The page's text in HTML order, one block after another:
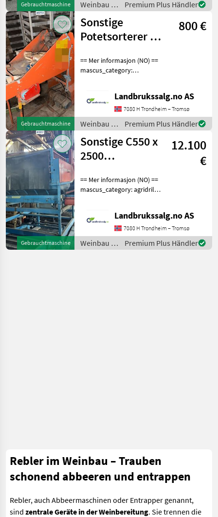
Gebrauchtmaschine
überzeugt durch höchste
Verarbeitungsqualität.
Weinbau /
Wottle
Premium Plus Händler
Gebrauchtmaschine
Sonstige
Potetsorterer /
800 €
== Mer informasjon (NO) ==
mascus_category:
Please provide reference
number upon request: 8782
See en.landbrukssalg.
Landbrukssalg.no AS
7080 H Trondheim – Tromsø
Weinbau /
Sonstige
Premium Plus Händler
Gebrauchtmaschine
Sonstige C550 x
2500
12.100
€
== Mer informasjon (NO) ==
mascus_category: agridrills
See
en.landbrukssalg.no/6157
for more images Specificati
Landbrukssalg.no AS
7080 H Trondheim – Tromsø
Weinbau /
Sonstige
Premium Plus Händler
Rebler im Weinbau – Trauben
schonend abbeeren und entrappen
Rebler, auch Abbeermaschinen oder Entrapper genannt,
sind zentrale Geräte in der Weinbereitung. Sie trennen die